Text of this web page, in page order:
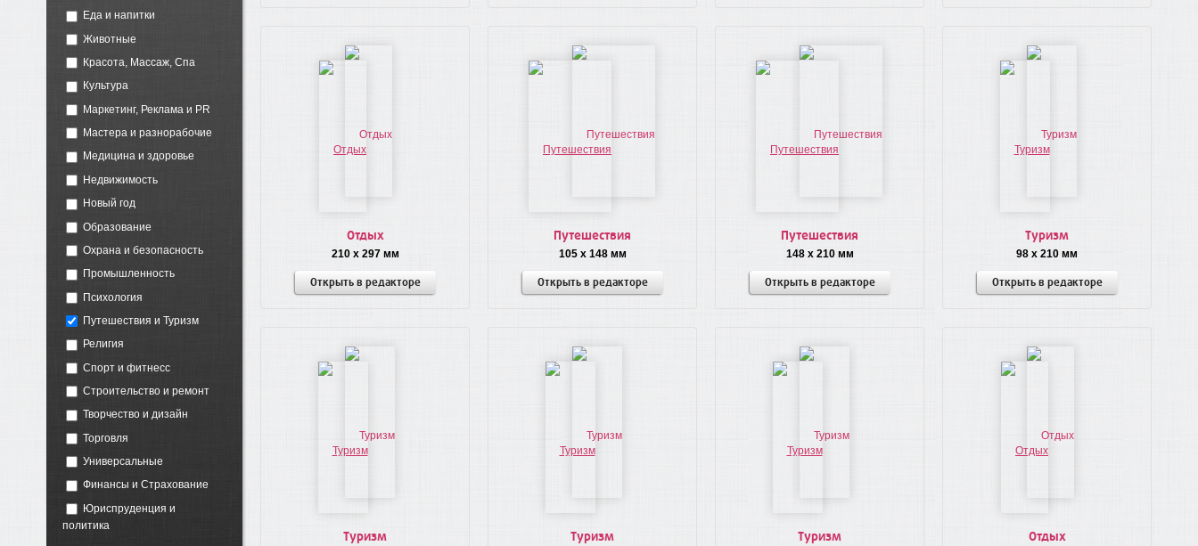
Еда и напитки
Животные
Красота, Массаж, Спа
Культура
Маркетинг, Реклама и PR
Мастера и разнорабочие
Медицина и здоровье
Недвижимость
Новый год
Образование
Охрана и безопасность
Промышленность
Психология
Путешествия и Туризм
Религия
Спорт и фитнесс
Строительство и ремонт
Творчество и дизайн
Торговля
Универсальные
Финансы и Страхование
Юриспруденция и
политика
Отдых
210 x 297 мм
Открыть в редакторе
Путешествия
105 x 148 мм
Открыть в редакторе
Путешествия
148 x 210 мм
Открыть в редакторе
Туризм
98 x 210 мм
Открыть в редакторе
Туризм Туризм Туризм Отдых